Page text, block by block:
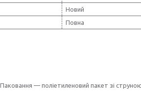
Новий
Повна
— поліетиленовий пакет зі